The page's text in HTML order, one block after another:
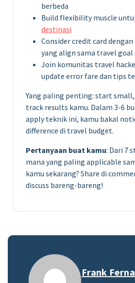
berbeda
Build flexibility muscle
destinasi
Consider credit card
yang align sama travel goal
Join komunitas travel
update error fare dan tips
Yang paling penting: start
track results kamu. Dalam 3-6
apply teknik ini, kamu bakal
difference di travel budget.
Pertanyaan buat kamu: Dari 7
mana yang paling applicable
kamu sekarang? Share di
discuss bareng-bareng!
Frank